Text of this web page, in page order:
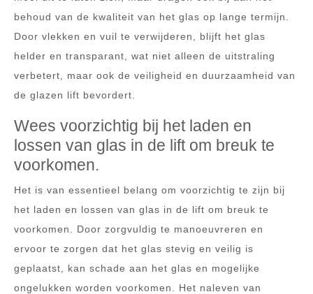
behoud van de kwaliteit van het glas op lange termijn.
Door vlekken en vuil te verwijderen, blijft het glas
helder en transparant, wat niet alleen de uitstraling
verbetert, maar ook de veiligheid en duurzaamheid van
de glazen lift bevordert.
Wees voorzichtig bij het laden en
lossen van glas in de lift om breuk te
voorkomen.
Het is van essentieel belang om voorzichtig te zijn bij
het laden en lossen van glas in de lift om breuk te
voorkomen. Door zorgvuldig te manoeuvreren en
ervoor te zorgen dat het glas stevig en veilig is
geplaatst, kan schade aan het glas en mogelijke
ongelukken worden voorkomen. Het naleven van